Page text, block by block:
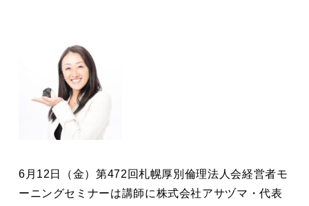
6月12日（金）第472回札幌厚別倫理法人会経営者モ
ーニングセミナーは講師に株式会社アサヅマ・代表